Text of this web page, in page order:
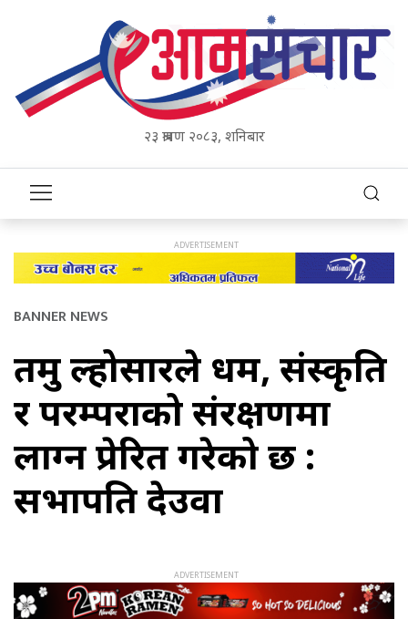
२३ श्रावण २०८३, शनिबार
BANNER NEWS
तमु ल्होसारले धर्म, संस्कृति
र परम्पराको संरक्षणमा
लाग्न प्रेरित गरेको छ :
सभापति देउवा